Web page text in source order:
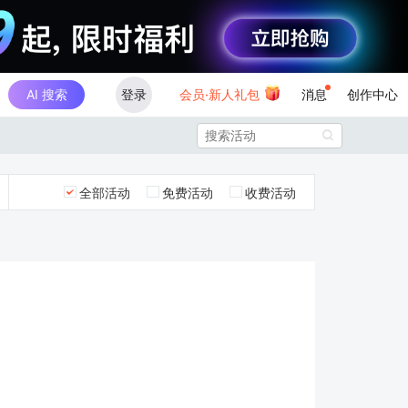
AI 搜索 登录 会员·新人礼包 消息 创作中心

全部活动 免费活动 收费活动